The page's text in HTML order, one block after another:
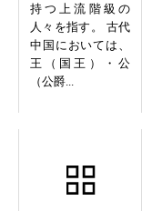
持つ上流階級の
人々を指す。 古代
中国においては、
王（国王）・公
（公爵...